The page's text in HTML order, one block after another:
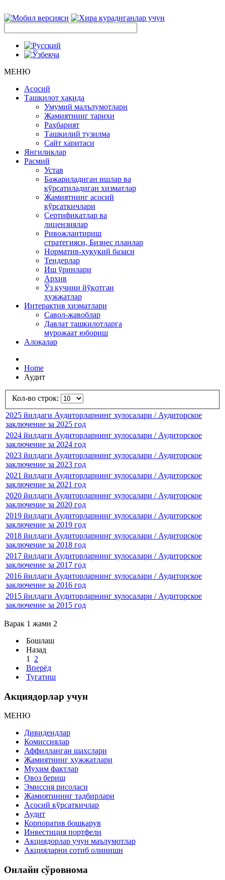
МЕНЮ
Асосий
Ташкилот ҳақида
Умумий малълумотлари
Жамиятнинг тарихи
Раҳбарият
Ташкилий тузилма
Сайт харитаси
Янгиликлар
Расмий
Устав
Бажариладиган ишлар ва
кўрсатиладиган хизматлар
Жамиятнинг асосий
кўрсаткичлари
Сертификатлар ва
лицензиялар
Ривожлантириш
стратегияси, Бизнес планлар
Норматив-ҳуқукий базаси
Тендерлар
Иш ўринлари
Архив
Ўз кучини йўқотган
ҳужжатлар
Интерактив хизматлари
Савол-жавоблар
Давлат ташкилотларга
мурожаат юбориш
Алоқалар
Home
Аудит
Кол-во строк:
2025 йилдаги Аудиторларнинг хулосалари / Аудиторское
заключение за 2025 год
2024 йилдаги Аудиторларнинг хулосалари / Аудиторское
заключение за 2024 год
2023 йилдаги Аудиторларнинг хулосалари / Аудиторское
заключение за 2023 год
2021 йилдаги Аудиторларнинг хулосалари / Аудиторское
заключение за 2021 год
2020 йилдаги Аудиторларнинг хулосалари / Аудиторское
заключение за 2020 год
2019 йилдаги Аудиторларнинг хулосалари / Аудиторское
заключение за 2019 год
2018 йилдаги Аудиторларнинг хулосалари / Аудиторское
заключение за 2018 год
2017 йилдаги Аудиторларнинг хулосалари / Аудиторское
заключение за 2017 год
2016 йилдаги Аудиторларнинг хулосалари / Аудиторское
заключение за 2016 год
2015 йилдаги Аудиторларнинг хулосалари / Аудиторское
заключение за 2015 год
Варак 1 жами 2
Бошлаш
Назад
1
2
Вперёд
Тугатиш
Акциядорлар учун
МЕНЮ
Дивидендлар
Комиссиялар
Аффилланган шахслари
Жамиятнинг ҳужжатлари
Муҳим фактлар
Овоз бериш
Эмиссия рисоласи
Жамиятининг тадбирлари
Асосий кўрсаткичлар
Аудит
Корпоратив бошқарув
Инвестиция портфели
Акциядорлар учун маълумотлар
Акцияларни сотиб олиниши
Онлайн сўровнома